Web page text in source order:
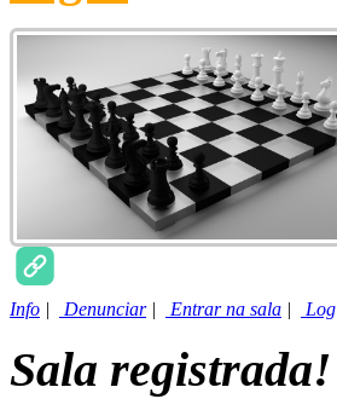
Info | Denunciar| Entrar na sala | Log
Sala registrada!